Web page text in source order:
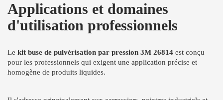
Applications et domaines
d'utilisation professionnels
Le kit buse de pulvérisation par pression 3M 26814 est conçu
pour les professionnels qui exigent une application précise et
homogène de produits liquides.